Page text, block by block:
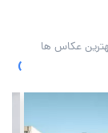
عکاس ها
›